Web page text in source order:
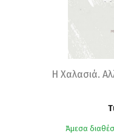
Η Χαλασιά.
Άμεσα